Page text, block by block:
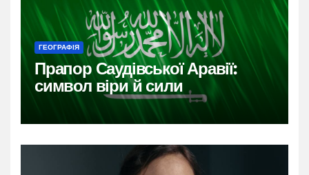
ГЕОГРАФІЯ
Прапор Саудівської Аравії:
символ віри й сили